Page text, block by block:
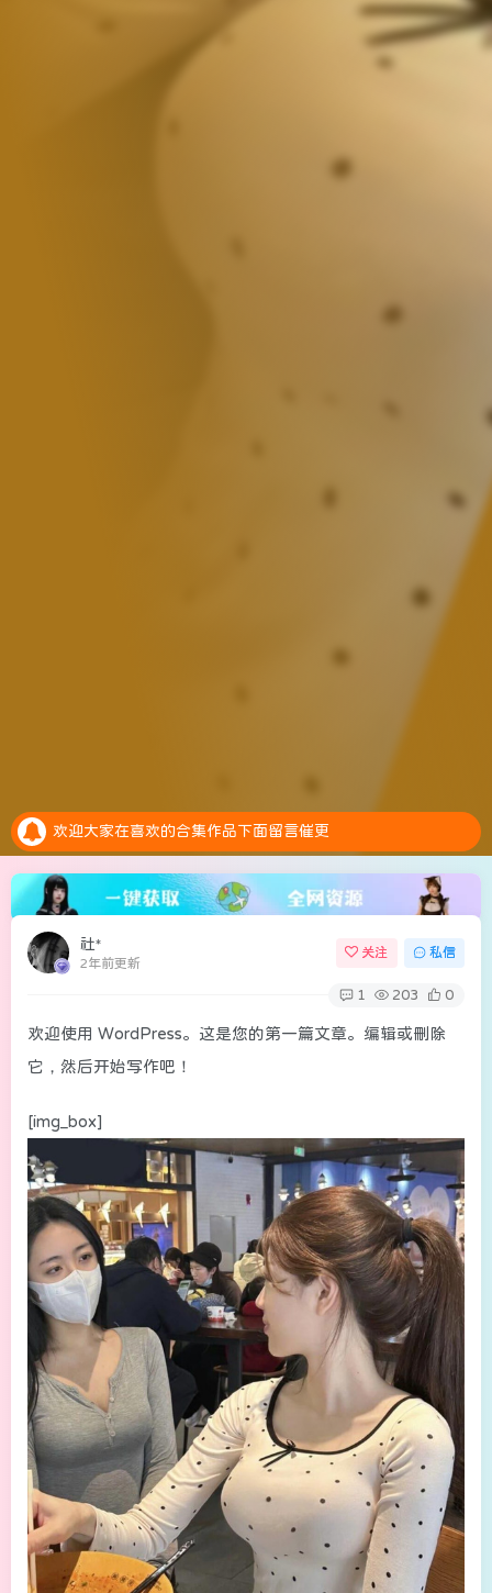
欢迎大家在喜欢的合集作品下面留言催更
社*
2年前更新
关注 私信
1 203 0
欢迎使用 WordPress。这是您的第一篇文章。编辑或删除
它，然后开始写作吧！
[img_box]